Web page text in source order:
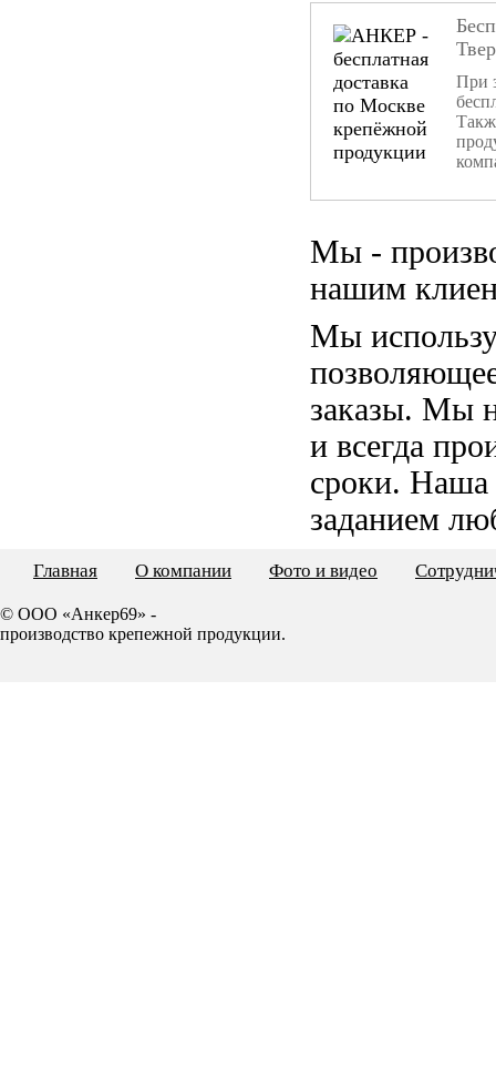
При
Мы -
нашим
Мы
заказы. Мы
и всегда
сроки. Наша
заданием
Главная О компании Фото и видео
© ООО «Анкер69» -
производство крепежной продукции.